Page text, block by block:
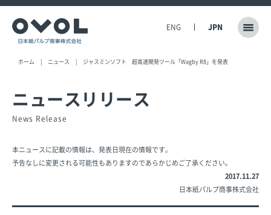
ENG JPN
ホーム ニュース ジャスミンソフト 超高速開発ツール「Wagby R8」を発表
ニュースリリース
News Release
本ニュースに記載の情報は、発表日現在の情報です。
予告なしに変更される可能性もありますのであらかじめご了承ください。
2017.11.27
日本紙パルプ商事株式会社